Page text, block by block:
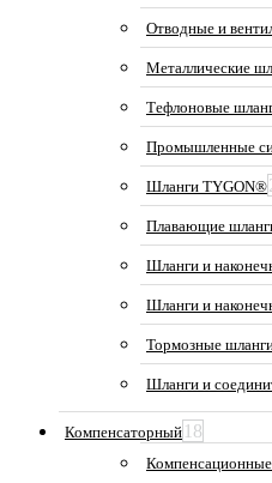
Отводные и
Металлические
Тефлоновые
Промышленные
Шланги TYGON®
Плавающие
Шланги и
Шланги и
Тормозные
Шланги и
Компенсаторный 18